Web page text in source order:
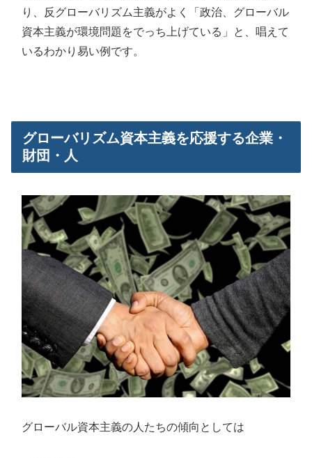
り、反グローバリズム主義がよく「政治、グローバル
資本主義が環境問題をでっち上げている」と、唱えて
いるわかり易い例です。
グローバリズム資本主義を応援する企業・
財団・人
グローバル資本主義の人たちの傾向としては